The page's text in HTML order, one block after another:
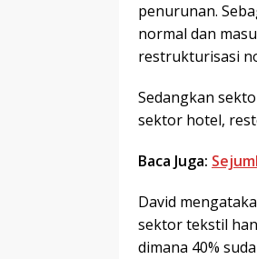
penurunan.
normal dan
restrukturisasi
Sedangkan
sektor hotel,
Baca Juga:
David
sektor tekstil
dimana 40%